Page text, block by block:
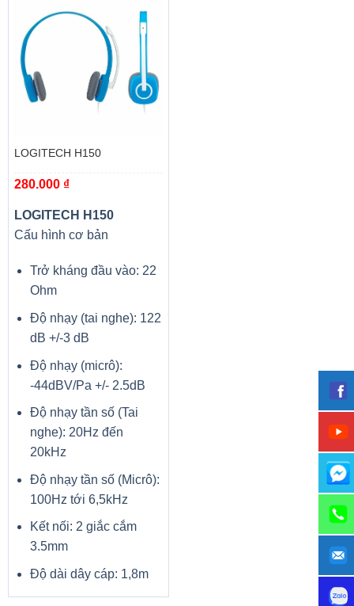
thước
Kích thước (RỘNG X SÂU X CAO): 250×367×42mm
Trọng
lượng
Xuất xứ Chính hãng
LOGITECH H150
280.000 ₫
LOGITECH H150
Cấu hình cơ bản
Trở kháng đầu vào: 22
Ohm
Độ nhạy (tai nghe): 122
dB +/-3 dB
Độ nhạy (micrô):
-44dBV/Pa +/- 2.5dB
Độ nhạy tần số (Tai
nghe): 20Hz đến
20kHz
Độ nhạy tần số (Micrô):
100Hz tới 6,5kHz
Kết nối: 2 giắc cắm
3.5mm
Độ dài dây cáp: 1,8m